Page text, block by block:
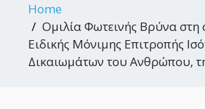
Home
Ομιλία Φωτεινής Βρύνα στη
Ειδικής Μόνιμης Επιτροπής
Δικαιωμάτων του Ανθρώπου,